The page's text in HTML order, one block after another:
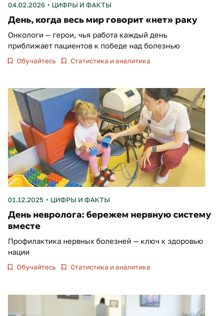
04.02.2026 ЦИФРЫ И ФАКТЫ
День, когда весь мир говорит «нет» раку
Онкологи — герои, чья работа каждый день
приближает пациентов к победе над болезнью
Обучайтесь Статистика и аналитика
01.12.2025 ЦИФРЫ И ФАКТЫ
День невролога: бережем нервную систему
вместе
Профилактика нервных болезней — ключ к здоровью
нации
Обучайтесь Статистика и аналитика